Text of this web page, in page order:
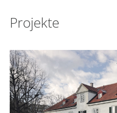
Projekte